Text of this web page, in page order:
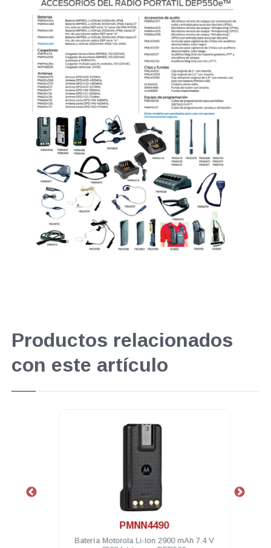
Productos relacionados
con este artículo
.
PMNN4490
Batería Motorola Li-Ion 2900 mAh 7.4 V